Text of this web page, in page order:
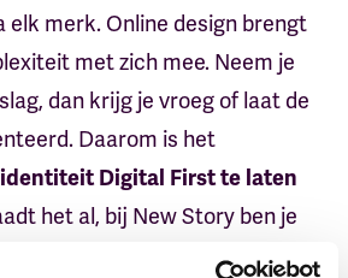
elk merk. Online design brengt
met zich mee. Neem je
dan krijg je vroeg of laat de
Daarom is het
identiteit Digital First te laten
het al, bij New Story ben je
Ook voor andere vormen van